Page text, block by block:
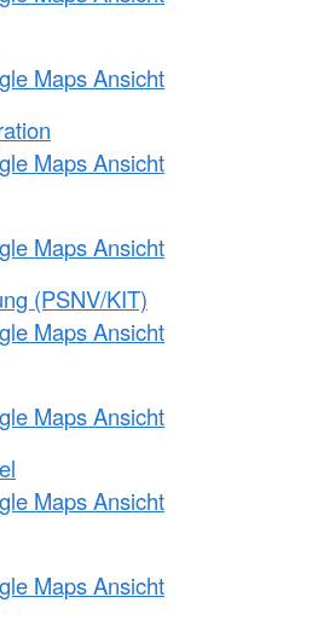
Maps Ansicht
Maps Ansicht
Maps Ansicht
(PSNV/KIT)
Maps Ansicht
Maps Ansicht
Maps Ansicht
Maps Ansicht